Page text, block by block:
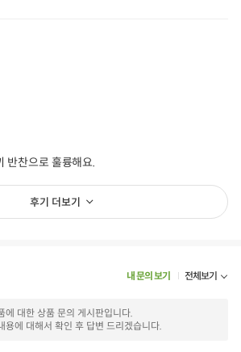
반찬으로 훌륭해요.
후기 더보기
내 문의 보기 전체보기
에 대한 상품 문의 게시판입니다.
용에 대해서 확인 후 답변 드리겠습니다.